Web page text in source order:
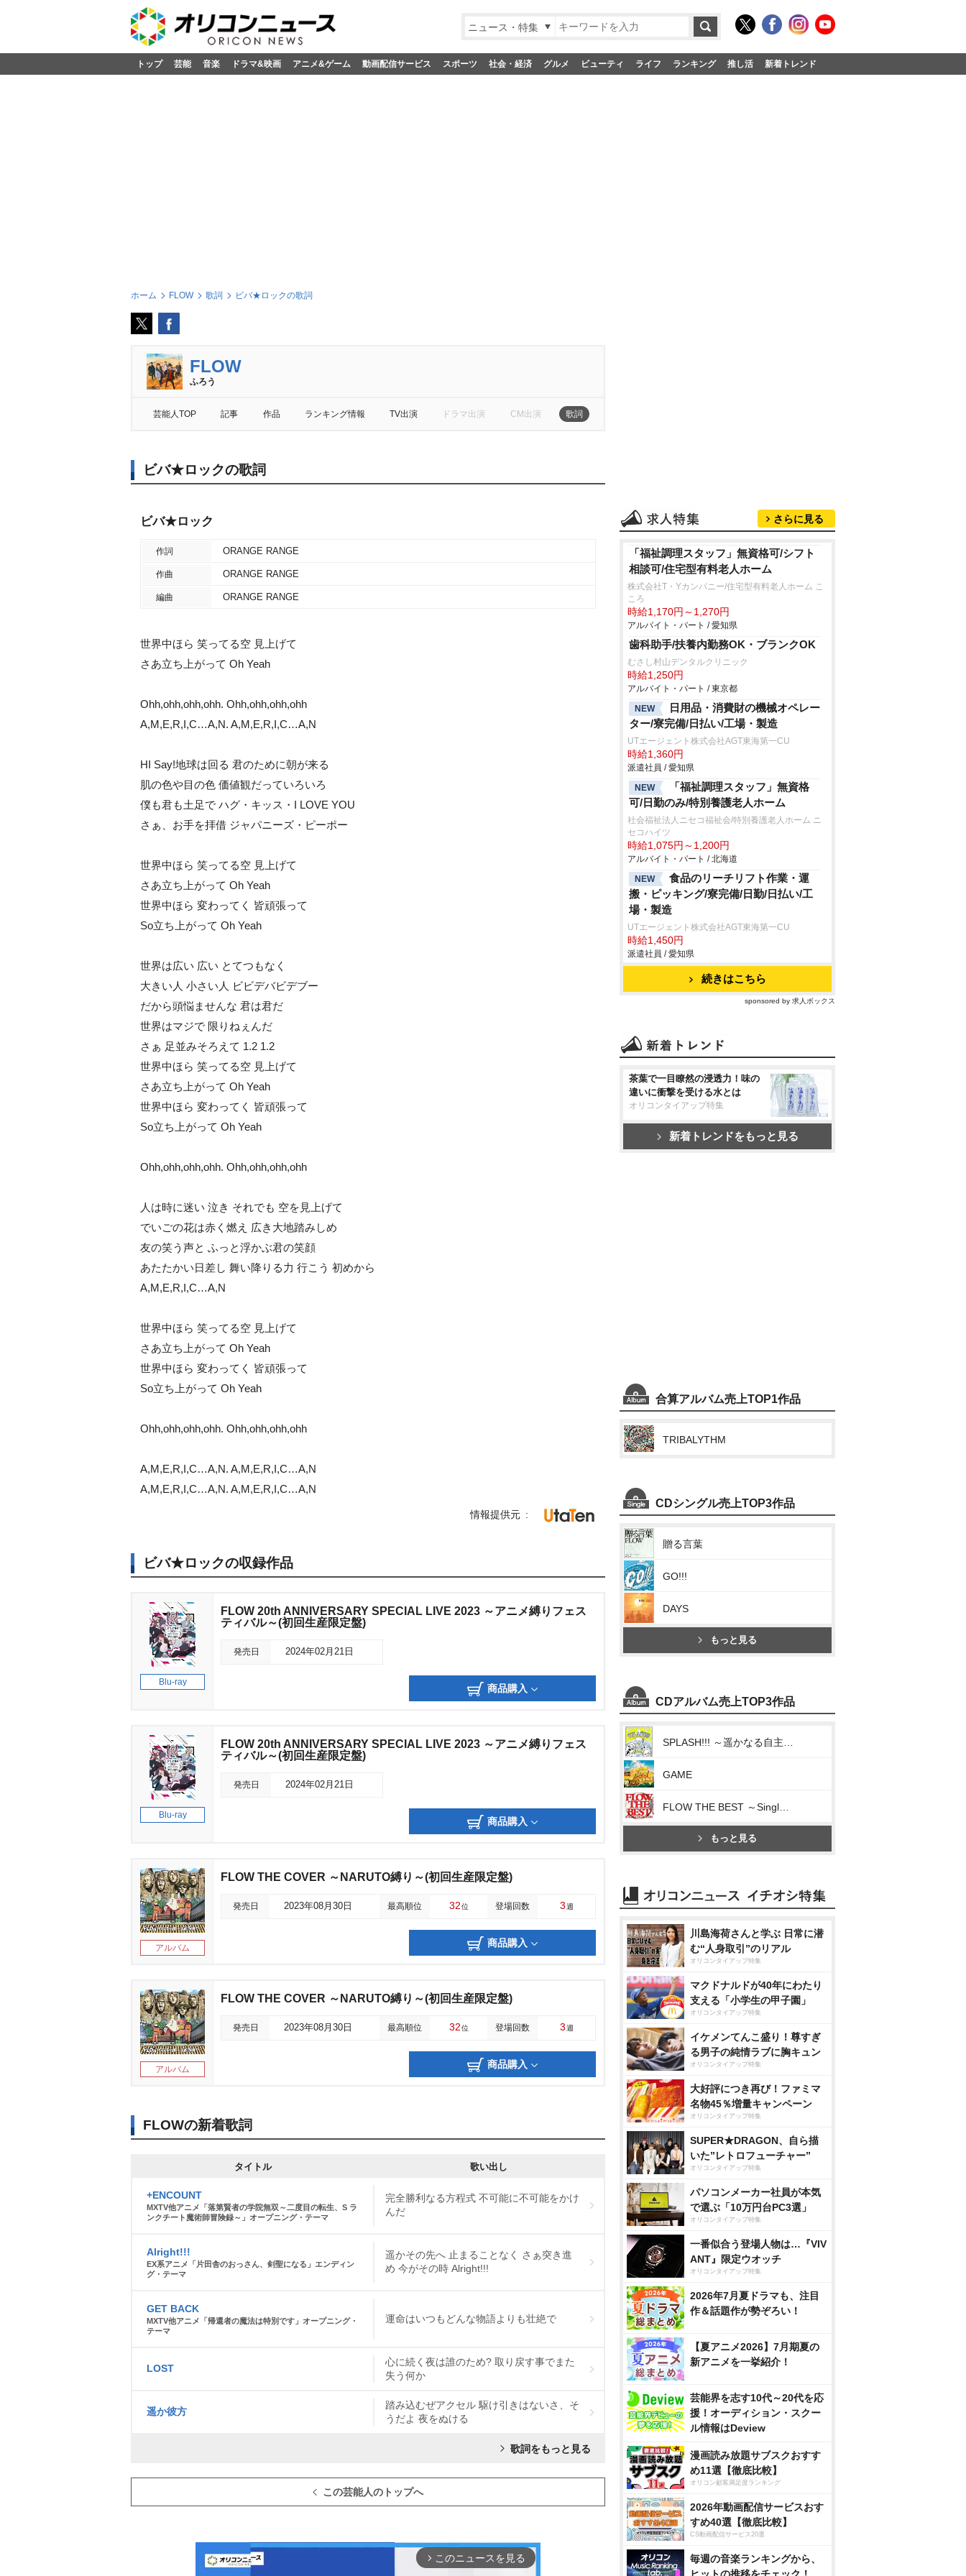
ニュース・特集
トップ 芸能 音楽 ドラマ&映画 アニメ&ゲーム 動画配信サービス スポーツ 社会・経済 グルメ ビューティ ライフ ランキング 推し活 新着トレンド
ホーム FLOW 歌詞 ビバ★ロックの歌詞
FLOW
ふろう
芸能人TOP 記事 作品 ランキング情報 TV出演 ドラマ出演 CM出演 歌詞
ビバ★ロックの歌詞
ビバ★ロック
作詞 ORANGE RANGE
作曲 ORANGE RANGE
編曲 ORANGE RANGE
世界中ほら 笑ってる空 見上げて
さあ立ち上がって Oh Yeah
Ohh,ohh,ohh,ohh. Ohh,ohh,ohh,ohh
A,M,E,R,I,C…A,N. A,M,E,R,I,C…A,N
HI Say!地球は回る 君のために朝が来る
肌の色や目の色 価値観だっていろいろ
僕も君も土足で ハグ・キッス・I LOVE YOU
さぁ、お手を拝借 ジャパニーズ・ピーポー
世界中ほら 笑ってる空 見上げて
さあ立ち上がって Oh Yeah
世界中ほら 変わってく 皆頑張って
So立ち上がって Oh Yeah
世界は広い 広い とてつもなく
大きい人 小さい人 ビビデバビデブー
だから頭悩ませんな 君は君だ
世界はマジで 限りねぇんだ
さぁ 足並みそろえて 1.2 1.2
世界中ほら 笑ってる空 見上げて
さあ立ち上がって Oh Yeah
世界中ほら 変わってく 皆頑張って
So立ち上がって Oh Yeah
Ohh,ohh,ohh,ohh. Ohh,ohh,ohh,ohh
人は時に迷い 泣き それでも 空を見上げて
でいごの花は赤く燃え 広き大地踏みしめ
友の笑う声と ふっと浮かぶ君の笑顔
あたたかい日差し 舞い降りる力 行こう 初めから
A,M,E,R,I,C…A,N
世界中ほら 笑ってる空 見上げて
さあ立ち上がって Oh Yeah
世界中ほら 変わってく 皆頑張って
So立ち上がって Oh Yeah
Ohh,ohh,ohh,ohh. Ohh,ohh,ohh,ohh
A,M,E,R,I,C…A,N. A,M,E,R,I,C…A,N
A,M,E,R,I,C…A,N. A,M,E,R,I,C…A,N
情報提供元
ビバ★ロックの収録作品
Blu-ray
FLOW 20th ANNIVERSARY SPECIAL LIVE 2023 ～アニメ縛りフェス
ティバル～(初回生産限定盤)
発売日 2024年02月21日
商品購入
Blu-ray
FLOW 20th ANNIVERSARY SPECIAL LIVE 2023 ～アニメ縛りフェス
ティバル～(初回生産限定盤)
発売日 2024年02月21日
商品購入
アルバム
FLOW THE COVER ～NARUTO縛り～(初回生産限定盤)
発売日 2023年08月30日 最高順位 32位 登場回数 3週
商品購入
アルバム
FLOW THE COVER ～NARUTO縛り～(初回生産限定盤)
発売日 2023年08月30日 最高順位 32位 登場回数 3週
商品購入
FLOWの新着歌詞
タイトル 歌い出し
+ENCOUNT
MXTV他アニメ「落第賢者の学院無双～二度目の転生、S ラ
ンクチート魔術師冒険録～」オープニング・テーマ
完全勝利なる方程式 不可能に不可能をかけ
んだ
Alright!!!
EX系アニメ「片田舎のおっさん、剣聖になる」エンディン
グ・テーマ
遥かその先へ 止まることなく さぁ突き進
め 今がその時 Alright!!!
GET BACK
MXTV他アニメ「帰還者の魔法は特別です」オープニング・
テーマ
運命はいつもどんな物語よりも壮絶で
LOST
心に続く夜は誰のため? 取り戻す事でまた
失う何か
遥か彼方
踏み込むぜアクセル 駆け引きはないさ、そ
うだよ 夜をぬける
歌詞をもっと見る
この芸能人のトップへ
arrow_forward_ios このニュースを見る
さらに見る
「福祉調理スタッフ」無資格可/シフト
相談可/住宅型有料老人ホーム
株式会社T・Yカンパニー/住宅型有料老人ホーム こ
ころ
時給1,170円～1,270円
アルバイト・パート / 愛知県
歯科助手/扶養内勤務OK・ブランクOK
むさし村山デンタルクリニック
時給1,250円
アルバイト・パート / 東京都
NEW
日用品・消費財の機械オペレー
ター/寮完備/日払い/工場・製造
UTエージェント株式会社AGT東海第一CU
時給1,360円
派遣社員 / 愛知県
NEW
「福祉調理スタッフ」無資格
可/日勤のみ/特別養護老人ホーム
社会福祉法人ニセコ福祉会/特別養護老人ホーム ニ
セコハイツ
時給1,075円～1,200円
アルバイト・パート / 北海道
NEW
食品のリーチリフト作業・運
搬・ピッキング/寮完備/日勤/日払い/工
場・製造
UTエージェント株式会社AGT東海第一CU
時給1,450円
派遣社員 / 愛知県
続きはこちら
sponsored by 求人ボックス
茶葉で一目瞭然の浸透力！味の
違いに衝撃を受ける水とは
オリコンタイアップ特集
新着トレンドをもっと見る
合算アルバム売上TOP1作品
TRIBALYTHM
CDシングル売上TOP3作品
贈る言葉
GO!!!
DAYS
もっと見る
CDアルバム売上TOP3作品
GAME
もっと見る
川島海荷さんと学ぶ 日常に潜
む“人身取引”のリアル
オリコンタイアップ特集
マクドナルドが40年にわたり
支える「小学生の甲子園」
オリコンタイアップ特集
イケメンてんこ盛り！尊すぎ
る男子の純情ラブに胸キュン
オリコンタイアップ特集
大好評につき再び！ファミマ
名物45％増量キャンペーン
オリコンタイアップ特集
SUPER★DRAGON、自ら描
いた”レトロフューチャー”
オリコンタイアップ特集
パソコンメーカー社員が本気
で選ぶ「10万円台PC3選」
オリコンタイアップ特集
一番似合う登場人物は…『VIV
ANT』限定ウオッチ
オリコンタイアップ特集
2026年7月夏ドラマも、注目
作＆話題作が勢ぞろい！
【夏アニメ2026】7月期夏の
新アニメを一挙紹介！
芸能界を志す10代～20代を応
援！オーディション・スクー
ル情報はDeview
漫画読み放題サブスクおすす
め11選【徹底比較】
オリコン顧客満足度ランキング
2026年動画配信サービスおす
すめ40選【徹底比較】
CS動画配信サービス20選
毎週の音楽ランキングから、